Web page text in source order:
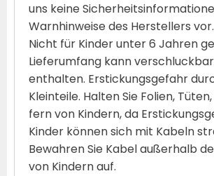
uns keine
Warnhinweise des Herstellers vor.
Nicht für Kinder unter 6 Jahren
Lieferumfang kann
enthalten. Erstickungsgefahr
Kleinteile. Halten Sie Folien,
fern von Kindern, da
Kinder können sich mit Kabeln
Bewahren Sie Kabel außerhalb
von Kindern auf.